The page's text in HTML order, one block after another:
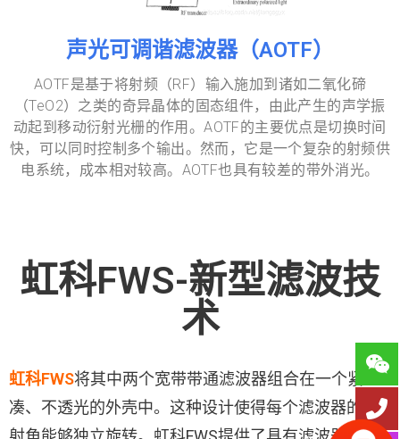
声光可调谐滤波器（AOTF）
AOTF是基于将射频（RF）输入施加到诸如二氧化碲
（TeO2）之类的奇异晶体的固态组件，由此产生的声学振
动起到移动衍射光栅的作用。AOTF的主要优点是切换时间
快，可以同时控制多个输出。然而，它是一个复杂的射频供
电系统，成本相对较高。AOTF也具有较差的带外消光。
虹科FWS-新型滤波技
术
虹科FWS将其中两个宽带带通滤波器组合在一个紧
凑、不透光的外壳中。这种设计使得每个滤波器的入